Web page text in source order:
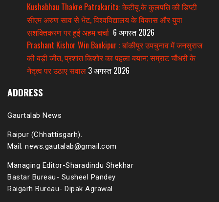
Kushabhau Thakre Patrakarita: केटीयू के कुलपति की डिप्टी
सीएम अरुण साव से भेंट, विश्वविद्यालय के विकास और युवा
सशक्तिकरण पर हुई अहम चर्चा 6 अगस्त 2026
Prashant Kishor Win Bankipur : बांकीपुर उपचुनाव में जनसुराज
की बड़ी जीत, प्रशांत किशोर का पहला बयान; सम्राट चौधरी के
नेतृत्व पर उठाए सवाल 3 अगस्त 2026
ADDRESS
Gaurtalab News
Raipur (Chhattisgarh).
Mail: news.gautalab@gmail.com
Managing Editor-Sharadindu Shekhar
Bastar Bureau- Susheel Pandey
Raigarh Bureau- Dipak Agrawal